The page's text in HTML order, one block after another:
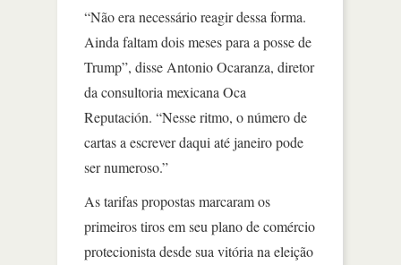
“Não era necessário reagir dessa forma.
Ainda faltam dois meses para a posse de
Trump”, disse Antonio Ocaranza, diretor
da consultoria mexicana Oca
Reputación. “Nesse ritmo, o número de
cartas a escrever daqui até janeiro pode
ser numeroso.”
As tarifas propostas marcaram os
primeiros tiros em seu plano de comércio
protecionista desde sua vitória na eleição